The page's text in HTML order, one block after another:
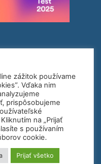
zážitok používame
Vďaka nim
prispôsobujeme
na „Prijať
s používaním
cookie.
Prijať všetko